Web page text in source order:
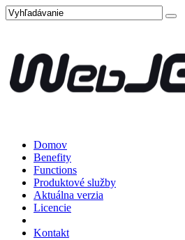
Domov
Benefity
Functions
Produktové služby
Aktuálna verzia
Licencie
Kontakt